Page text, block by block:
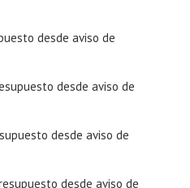
desde aviso de
desde aviso de
desde aviso de
desde aviso de